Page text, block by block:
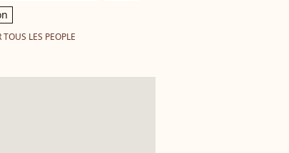
TOUS LES PEOPLE